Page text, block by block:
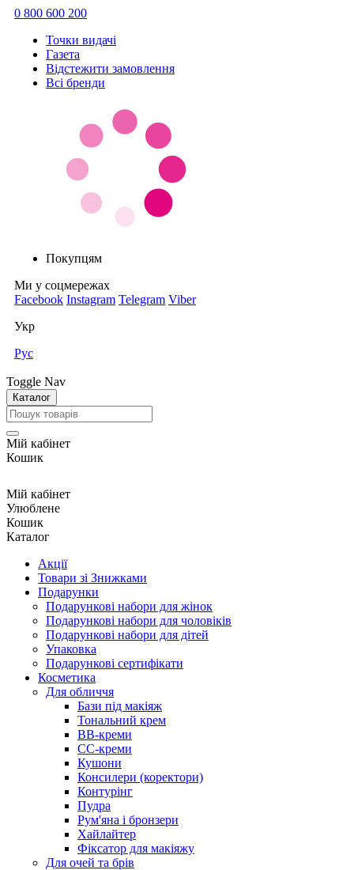
0 800 600 200
Точки видачi
Газета
Відстежити замовлення
Всі бренди
Покупцям
Ми у соцмережах
Facebook Instagram Telegram Viber
Укр
Рус
Toggle Nav
Каталог
Мій кабінет
Кошик
Мій кабінет
Улюблене
Кошик
Каталог
Акції
Товари зі Знижками
Подарунки
Подарункові набори для жінок
Подарункові набори для чоловіків
Подарункові набори для дітей
Упаковка
Подарункові сертифікати
Косметика
Для обличчя
Бази під макіяж
Тональний крем
BB-креми
CC-креми
Кушони
Консилери (коректори)
Контурінг
Пудра
Рум'яна і бронзери
Хайлайтер
Фіксатор для макіяжу
Для очей та брів